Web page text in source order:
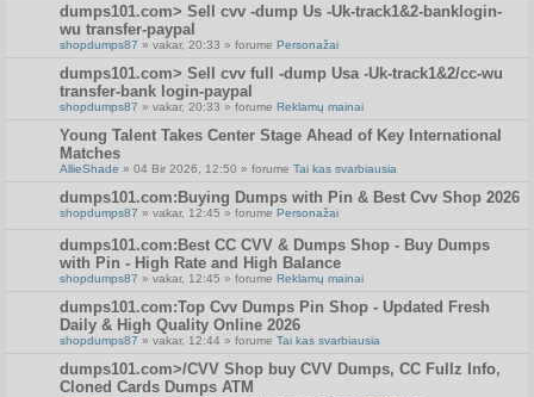
dumps101.com> Sell cvv -dump Us -Uk-track1&2-banklogin-
wu transfer-paypal
shopdumps87 » vakar, 20:33 » forume Personažai
dumps101.com> Sell cvv full -dump Usa -Uk-track1&2/cc-wu
transfer-bank login-paypal
shopdumps87 » vakar, 20:33 » forume Reklamų mainai
Young Talent Takes Center Stage Ahead of Key International
Matches
AllieShade » 04 Bir 2026, 12:50 » forume Tai kas svarbiausia
dumps101.com:Buying Dumps with Pin & Best Cvv Shop 2026
shopdumps87 » vakar, 12:45 » forume Personažai
dumps101.com:Best CC CVV & Dumps Shop - Buy Dumps
with Pin - High Rate and High Balance
shopdumps87 » vakar, 12:45 » forume Reklamų mainai
dumps101.com:Top Cvv Dumps Pin Shop - Updated Fresh
Daily & High Quality Online 2026
shopdumps87 » vakar, 12:44 » forume Tai kas svarbiausia
dumps101.com>/CVV Shop buy CVV Dumps, CC Fullz Info,
Cloned Cards Dumps ATM